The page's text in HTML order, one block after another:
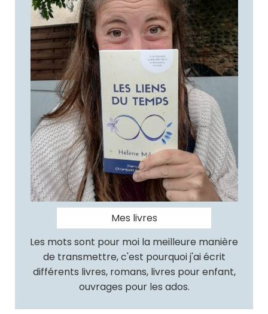
Mes livres
Les mots sont pour moi la meilleure manière
de transmettre, c'est pourquoi j'ai écrit
différents livres, romans, livres pour enfant,
ouvrages pour les ados.